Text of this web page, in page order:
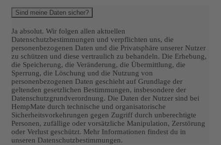
Sind meine Daten sicher?
Ja absolut. Wir folgen allen aktuellen
Datenschutzbestimmungen und verpflichten uns, die
personenbezogenen Daten und die Privatsphäre unserer Nutzer
zu schützen und diese vertraulich zu behandeln. Die Erhebung,
die Speicherung, die Veränderung, die Übermittlung, die
Sperrung, die Löschung und die Nutzung von
personenbezogenen Daten geschieht auf Grundlage der
geltenden gesetzlichen Bestimmungen, insbesondere der
Datenschutzgrundverordnung. Die Daten der Nutzer sind bei
HempMate durch technische und organisatorische
Sicherheitsvorkehrungen gegen Zugriff durch unberechtigte
Personen, zufällige oder vorsätzliche Manipulation, Zerstörung
oder Verlust geschützt. Mehr Informationen findest du in
unseren Datenschutzbestimmungen.